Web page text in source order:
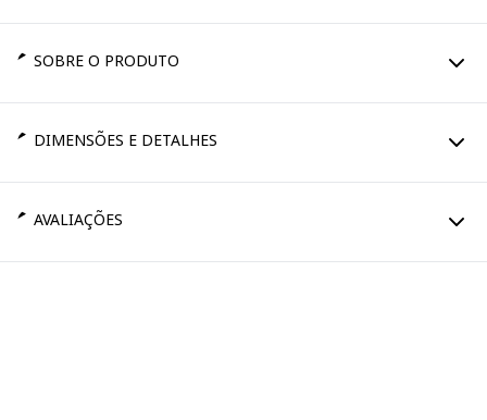
SOBRE O PRODUTO
DIMENSÕES E DETALHES
AVALIAÇÕES